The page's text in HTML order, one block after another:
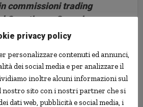
commissioni trading
gratis per 3 mesi
promozioni trading
privacy policy
personalizzare contenuti ed annunci,
dei social media e per analizzare il
inoltre alcuni informazioni sul
nostro sito con i nostri partner che si
dati web, pubblicità e social media, i